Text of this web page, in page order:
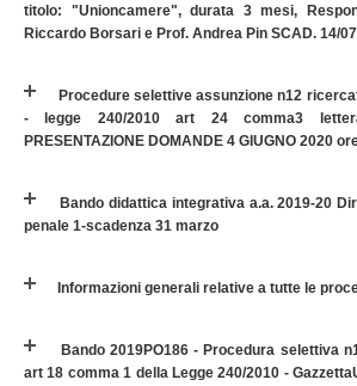
titolo: "Unioncamere", durata 3 mesi,
Riccardo Borsari e Prof. Andrea Pin SCAD. 14/
Procedure selettive assunzione n12
- legge 240/2010 art 24 comma3
PRESENTAZIONE DOMANDE 4 GIUGNO 2020
Bando didattica integrativa a.a. 2019-20
penale 1-scadenza 31 marzo
Informazioni generali relative a tutte le
Bando 2019PO186 - Procedura selettiva
art 18 comma 1 della Legge 240/2010 -